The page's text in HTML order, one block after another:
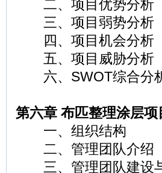
二、项目优势分析
三、项目弱势分析
四、项目机会分析
五、项目威胁分析
六、SWOT综合分
第六章 布匹整理涂层项
一、组织结构
二、管理团队介绍
三、管理团队建设